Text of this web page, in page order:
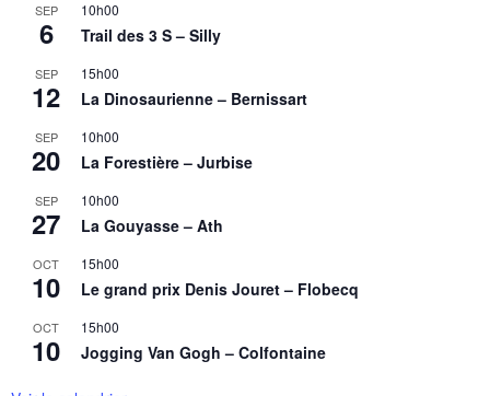
SEP
6
10h00
Trail des 3 S – Silly
SEP
12
15h00
La Dinosaurienne – Bernissart
SEP
20
10h00
La Forestière – Jurbise
SEP
27
10h00
La Gouyasse – Ath
OCT
10
15h00
Le grand prix Denis Jouret – Flobecq
OCT
10
15h00
Jogging Van Gogh – Colfontaine